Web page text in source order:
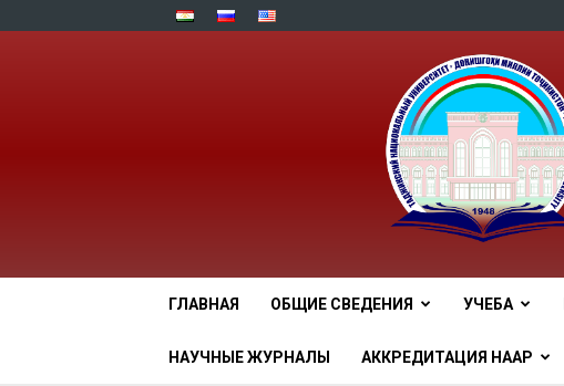
ГЛАВНАЯ ОБЩИЕ СВЕДЕНИЯ УЧЕБА
НАУЧНЫЕ ЖУРНАЛЫ АККРЕДИТАЦИЯ НААР